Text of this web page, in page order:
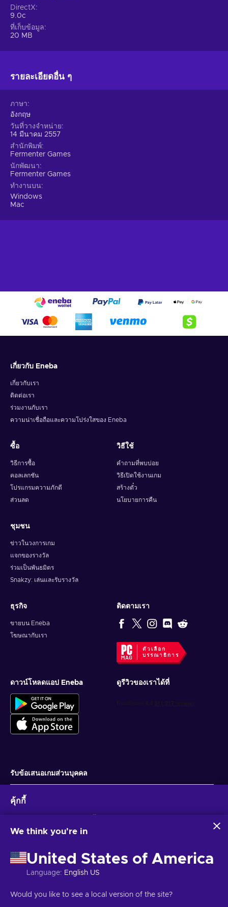
DirectX
9.0c
ที่เก็บข้อมูล
20 MB
รายละเอียดอื่น ๆ
ภาษา
อังกฤษ
วันที่วางจำหน่าย
14 มีนาคม 2557
สำนักพิมพ์
Fermenter Games
นักพัฒนา
Fermenter Games
ทำงานบน
Windows
Mac
เกี่ยวกับ Eneba
เกี่ยวกับเรา
ติดต่อเรา
ร่วมงานกับเรา
ความน่าเชื่อถือและความโปร่งใสของ Eneba
ซื้อ
วิธีการซื้อ
คอลเลกชัน
โปรแกรมความภักดี
ส่วนลด
วิธีใช้
คำถามที่พบบ่อย
วิธีเปิดใช้งานเกม
สร้างตั๋ว
นโยบายการคืน
ชุมชน
ข่าวในวงการเกม
แจกของรางวัล
ร่วมเป็นพันธมิตร
Snakzy: เล่นและรับรางวัล
ธุรกิจ
ขายบน Eneba
โฆษณากับเรา
ติดตามเรา
ตัวเลือก
บรรณาธิการ
ดาวน์โหลดแอป Eneba ดูรีวิวของเราได้ที่
รับข้อเสนอเกมส่วนบุคคล
ลิขสิทธิ์ © 2026 Eneba. สงวนลิขสิทธิ์. JSC “Helis play”, Gyneju St. 4-333, วิ
คุ้กกี้
รวบรวมและวิเคราะห์ข้อมูลเกี่ยวกับผู้ใช้เว็บไซต์นี้ เราใช้ข้อมูลนี้เพื่อ
บุคคลของคุณอาจถูกนำไปใช้เพื่อปรับแต่งโฆษณา
การคลิก 'ยอมรับทั้งหมด' หมายความว่าคุณยินยอมให้ Eneba และ
พันธมิตรใช้เทคโนโลยีเหล่านี้ คุณสามารถปรับเปลี่ยนความยินยอม
สำหรับข้อมูลเพิ่มเติมเกี่ยวกับวิธีที่ Google ใช้ข้อมูลของคุณ โปรดดู
We think you're in
United States of America
Language: English US
Would you like to see a local version of the site?